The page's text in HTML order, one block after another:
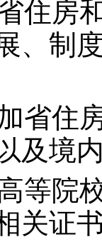
省住房
、制
加省住
及境
高等院
关证